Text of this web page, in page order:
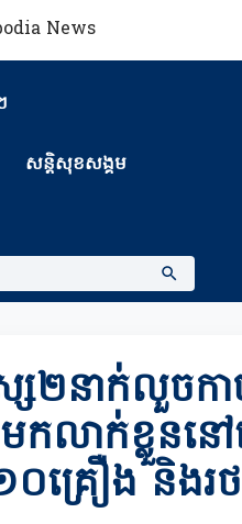
សន្តិសុខសង្គម
២​នាក់​លួច​កា
លាក់ខ្លួន​នៅ​
គ្រឿង និង​រ